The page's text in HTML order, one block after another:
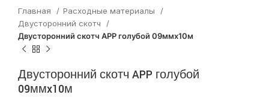
Главная
Расходные материалы
Двусторонний скотч
Двусторонний скотч APP голубой 09ммx10м
Двусторонний скотч APP голубой
09ммx10м